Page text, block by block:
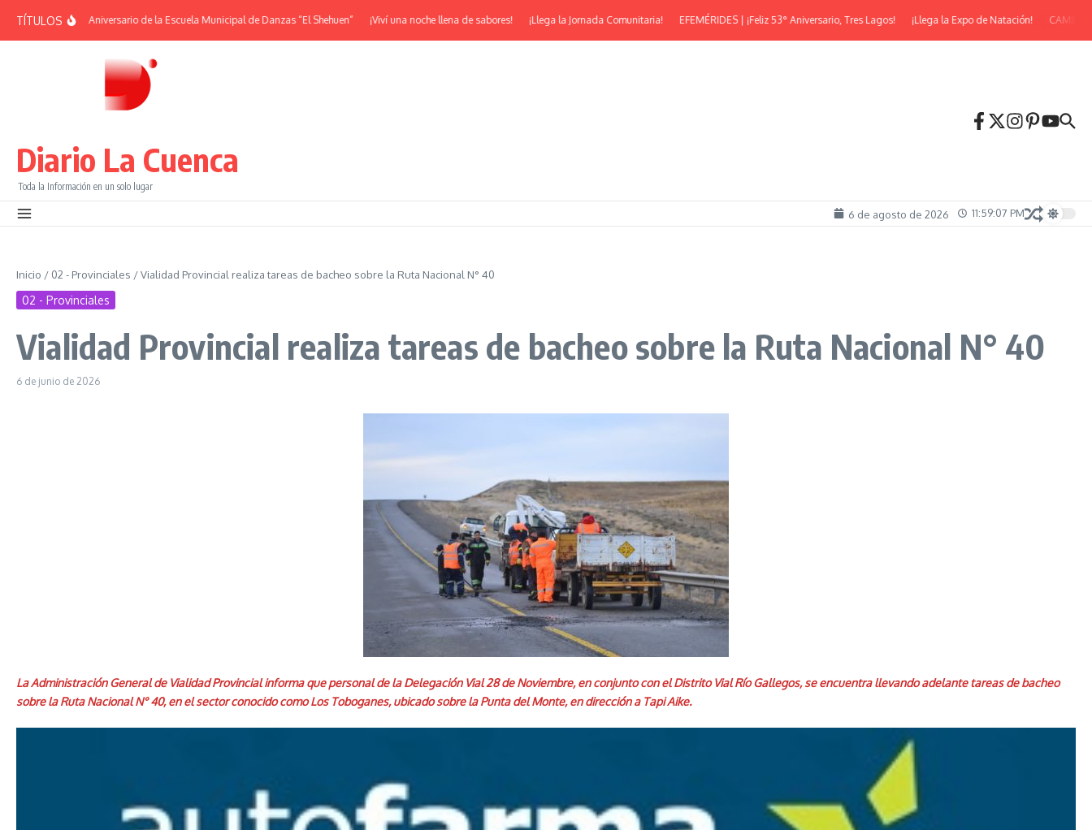
TÍTULOS| 38° Aniversario de la Escuela Municipal de Danzas “El Shehuen” ¡Viví una noche llena de sabores! ¡Llega la Jornada Comunitaria! EFEMÉRIDES | ¡Feliz 53° Aniversario, Tres Lagos! ¡Llega la Expo de Natación! CAMINATA
Diario La Cuenca
Toda la Información en un solo lugar
6 de agosto de 2026 11:59:08 PM
Inicio / 02 - Provinciales /Vialidad Provincial realiza tareas de bacheo sobre la Ruta Nacional N° 40
02 - Provinciales
Vialidad Provincial realiza tareas de bacheo sobre la Ruta Nacional N° 40
6 de junio de 2026
La Administración General de Vialidad Provincial informa que personal de la Delegación Vial 28 de Noviembre, en conjunto con el Distrito Vial Río Gallegos, se encuentra llevando adelante tareas de bacheo
sobre la Ruta Nacional N° 40, en el sector conocido como Los Toboganes, ubicado sobre la Punta del Monte, en dirección a Tapi Aike.